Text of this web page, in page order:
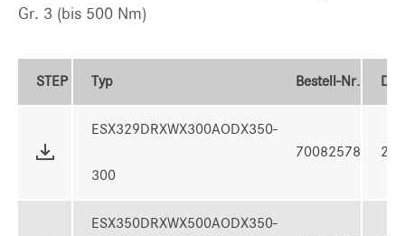
Gr. 3 (bis 500 Nm)
STEP Typ Bestell-Nr.
ESX329DRXWX300AODX350-
300
70082578
ESX350DRXWX500AODX350-